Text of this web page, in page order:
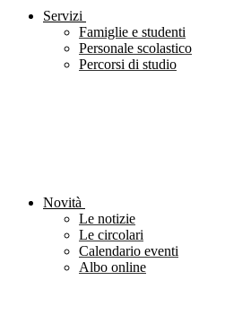
Servizi
Famiglie e studenti
Personale scolastico
Percorsi di studio
Novità
Le notizie
Le circolari
Calendario eventi
Albo online